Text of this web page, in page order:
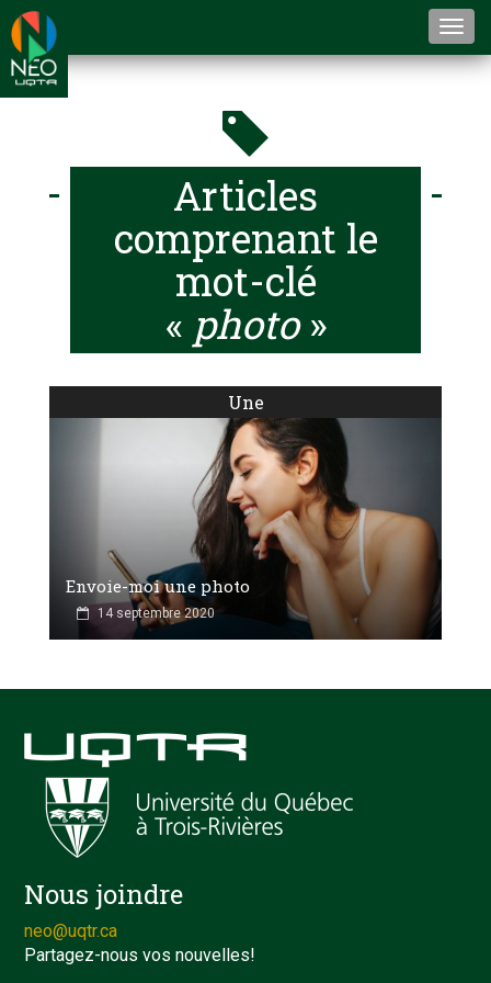
Articles
comprenant le
mot-clé
« photo»
Une
Envoie-moi une photo
14 septembre 2020
Nous joindre
neo@uqtr.ca
Partagez-nous vos nouvelles!